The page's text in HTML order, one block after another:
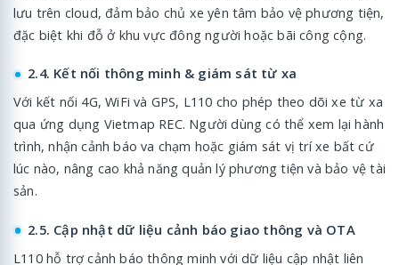
lưu trên cloud, đảm bảo chủ xe yên tâm bảo vệ phương tiện,
đặc biệt khi đỗ ở khu vực đông người hoặc bãi công cộng.
2.4. Kết nối thông minh & giám sát từ xa
Với kết nối 4G, WiFi và GPS, L110 cho phép theo dõi xe từ xa
qua ứng dụng Vietmap REC. Người dùng có thể xem lại hành
trình, nhận cảnh báo va chạm hoặc giám sát vị trí xe bất cứ
lúc nào, nâng cao khả năng quản lý phương tiện và bảo vệ tài
sản.
2.5. Cập nhật dữ liệu cảnh báo giao thông và OTA
L110 hỗ trợ cảnh báo thông minh với dữ liệu cập nhật liên